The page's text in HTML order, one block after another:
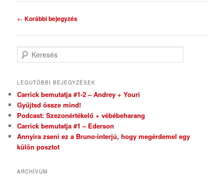
Bejegyzés navigáció
← Korábbi bejegyzés
Keresés
LEGUTÓBBI BEJEGYZÉSEK
Carrick bemutatja #1-2 – Andrey + Youri
Gyűjtsd össze mind!
Podcast: Szezonértékelő + vébébeharang
Carrick bemutatja #1 – Ederson
Annyira zseni ez a Bruno-interjú, hogy megérdemel egy
külön posztot
ARCHÍVUM